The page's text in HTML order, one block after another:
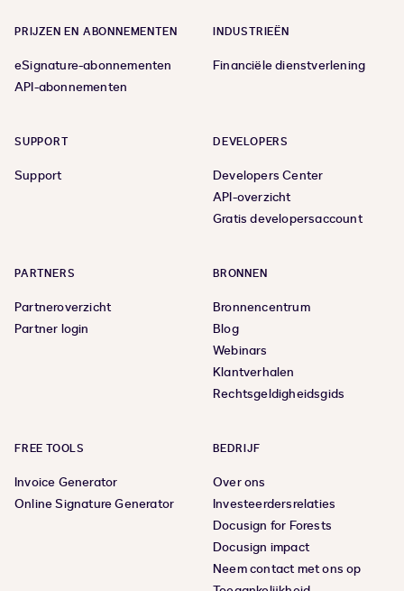
PRIJZEN EN ABONNEMENTEN
eSignature-abonnementen
API-abonnementen
INDUSTRIEËN
Financiële dienstverlening
SUPPORT
Support
DEVELOPERS
Developers Center
API-overzicht
Gratis developersaccount
PARTNERS
Partneroverzicht
Partner login
BRONNEN
Bronnencentrum
Blog
Webinars
Klantverhalen
Rechtsgeldigheidsgids
FREE TOOLS
Invoice Generator
Online Signature Generator
BEDRIJF
Over ons
Investeerdersrelaties
Docusign for Forests
Docusign impact
Neem contact met ons op